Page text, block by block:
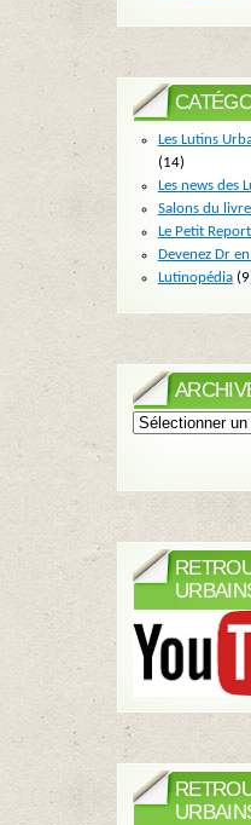
Les Lutins
(14)
Les news des
Salons du
Le Petit
Devenez Dr
Lutinopédia
Archives